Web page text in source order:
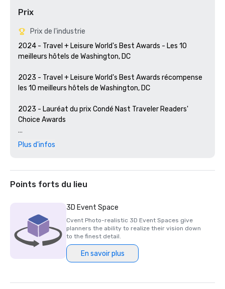
Prix
Prix de l'industrie
2024 - Travel + Leisure World's Best Awards - Les 10
meilleurs hôtels de Washington, DC
2023 - Travel + Leisure World's Best Awards récompense
les 10 meilleurs hôtels de Washington, DC
2023 - Lauréat du prix Condé Nast Traveler Readers'
Choice Awards
2022 - Hôtel #1 du Condé Nast Traveler Readers' Choice
Plus d'infos
Points forts du lieu
3D Event Space
Cvent Photo-realistic 3D Event Spaces give
planners the ability to realize their vision down
to the finest detail.
En savoir plus